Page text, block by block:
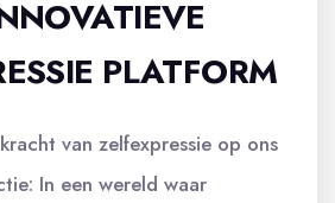
PLATFORM
van zelfexpressie op ons
In een wereld waar